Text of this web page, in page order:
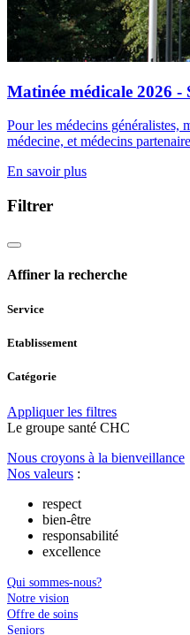
Matinée médicale 2026
Pour les médecins généralistes,
médecine, et médecins
En savoir plus
Filtrer
Affiner la recherche
Service
Etablissement
Catégorie
Appliquer les filtres
Le groupe santé CHC
Nous croyons à la bienveillance
Nos valeurs :
respect
bien-être
responsabilité
excellence
Qui sommes-nous?
Notre vision
Offre de soins
Seniors